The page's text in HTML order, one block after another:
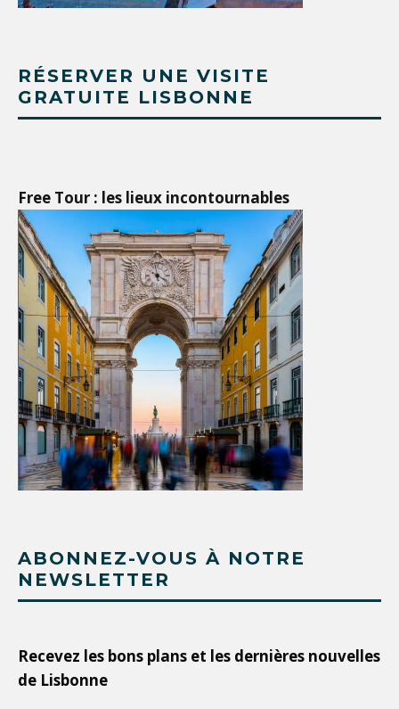
RÉSERVER UNE VISITE
GRATUITE LISBONNE
Free Tour : les lieux incontournables
ABONNEZ-VOUS À NOTRE
NEWSLETTER
Recevez les bons plans et les dernières nouvelles
de Lisbonne